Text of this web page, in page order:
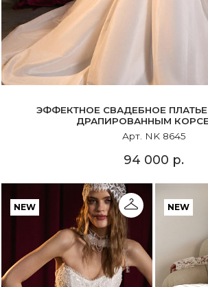
ЭФФЕКТНОЕ СВАДЕБНОЕ
ДРАПИРОВАННЫМ
Арт. NK 8645
94 000 р.
NEW NEW